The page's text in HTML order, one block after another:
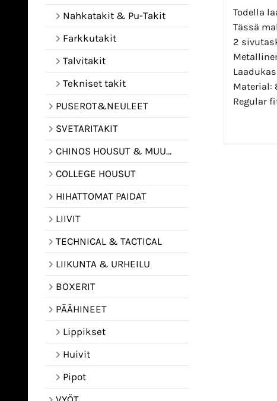
Nahkatakit & Pu-Takit
Farkkutakit
Talvitakit
Tekniset takit
PUSEROT&NEULEET
SVETARITAKIT
CHINOS HOUSUT & MUUT HOUSUT
COLLEGE HOUSUT
HIHATTOMAT PAIDAT
LIIVIT
TECHNICAL & TACTICAL
LIIKUNTA & URHEILU
BOXERIT
PÄÄHINEET
Lippikset
Huivit
Pipot
Todella
Tässä
2
Material:
Regular